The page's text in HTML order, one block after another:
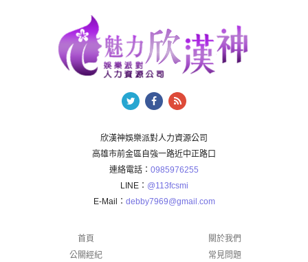
欣漢神娛樂派對人力資源公司
高雄市前金區自強一路近中正路口
連絡電話： 0985976255
LINE： @113fcsmi
E-Mail： debby7969@gmail.com
首頁
關於我們
公關經紀
常見問題